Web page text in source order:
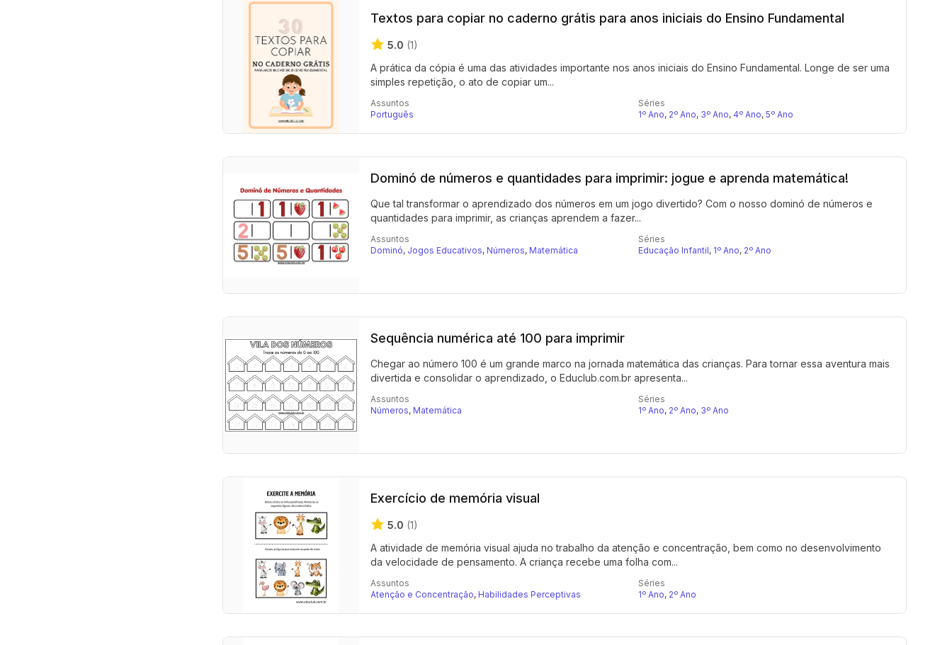
Textos para copiar no caderno grátis para anos iniciais do Ensino Fundamental
5.0 (1)
A prática da cópia é uma das atividades importante nos anos iniciais do Ensino Fundamental. Longe de ser uma
simples repetição, o ato de copiar um...
Assuntos
Português
Séries
1º Ano, 2º Ano, 3º Ano, 4º Ano, 5º Ano
Dominó de números e quantidades para imprimir: jogue e aprenda matemática!
Que tal transformar o aprendizado dos números em um jogo divertido? Com o nosso dominó de números e
quantidades para imprimir, as crianças aprendem a fazer...
Assuntos
Dominó, Jogos Educativos, Números, Matemática
Séries
Educação Infantil, 1º Ano, 2º Ano
Sequência numérica até 100 para imprimir
Chegar ao número 100 é um grande marco na jornada matemática das crianças. Para tornar essa aventura mais
divertida e consolidar o aprendizado, o Educlub.com.br apresenta...
Assuntos
Números, Matemática
Séries
1º Ano, 2º Ano, 3º Ano
Exercício de memória visual
5.0 (1)
A atividade de memória visual ajuda no trabalho da atenção e concentração, bem como no desenvolvimento
da velocidade de pensamento. A criança recebe uma folha com...
Assuntos
Atenção e Concentração, Habilidades Perceptivas
Séries
1º Ano, 2º Ano